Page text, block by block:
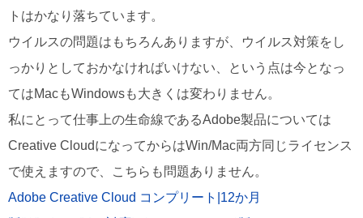
トはかなり落ちています。
ウイルスの問題はもちろんありますが、ウイルス対策をし
っかりとしておかなければいけない、という点は今となっ
てはMacもWindowsも大きくは変わりません。
私にとって仕事上の生命線であるAdobe製品については
Creative CloudになってからはWin/Mac両方同じライセンス
で使えますので、こちらも問題ありません。
Adobe Creative Cloud コンプリート|12か月